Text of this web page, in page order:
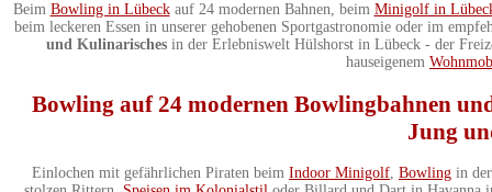
Beim Bowling in Lübeckauf 24 modernen Bahnen, beim Minigolf in
beim leckeren Essen in unserer gehobenen Sportgastronomie oder im
und Kulinarisches in der Erlebniswelt Hülshorst in Lübeck - der
hauseigenem
Bowling auf 24 modernen Bowlingbahnen
Jung
Einlochen mit gefährlichen Piraten beim Indoor Minigolf, Bowling in